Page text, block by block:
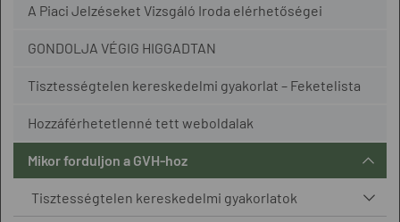
A Piaci Jelzéseket Vizsgáló Iroda elérhetőségei
GONDOLJA VÉGIG HIGGADTAN
Tisztességtelen kereskedelmi gyakorlat – Feketelista
Hozzáférhetetlenné tett weboldalak
Mikor forduljon a GVH-hoz
Tisztességtelen kereskedelmi gyakorlatok